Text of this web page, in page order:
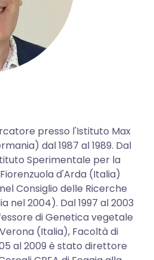
presso l'Istituto Max
dal 1987 al 1989. Dal
Sperimentale per la
d'Arda (Italia)
Consiglio delle Ricerche
nel 2004). Dal 1997 al 2003
di Genetica vegetale
(Italia), Facoltà di
al 2009 è stato direttore